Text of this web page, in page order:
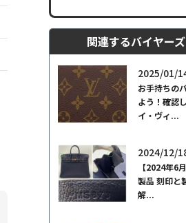
関連するバイヤー
2025/01/
お手持ちの
よう！確認
イ・ヴィ...
2024/12/
【2024年6
製品 刻印と
解...